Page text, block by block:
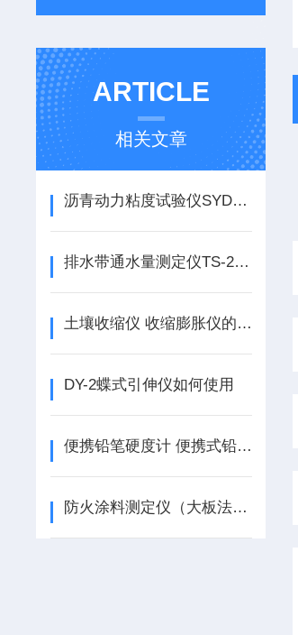
ARTICLE
相关文章
沥青动力粘度试验仪SYD-0620如何使用
排水带通水量测定仪TS-2使用说明
土壤收缩仪 收缩膨胀仪的使用说明
DY-2蝶式引伸仪如何使用
便携铅笔硬度计 便携式铅笔划痕试验仪如何使用
防火涂料测定仪（大板法）DBF－3型产品简介